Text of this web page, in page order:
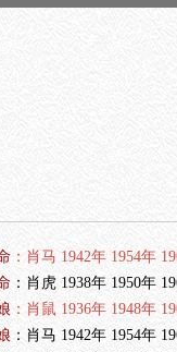
：肖马 1942年 1954年
：肖虎 1938年 1950年
：肖鼠 1936年 1948年
：肖马 1942年 1954年